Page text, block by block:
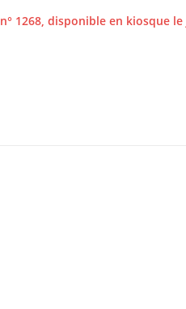
1268, disponible en kiosque